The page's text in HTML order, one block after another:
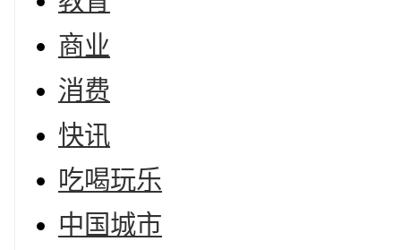
商业
消费
快讯
吃喝玩乐
中国城市